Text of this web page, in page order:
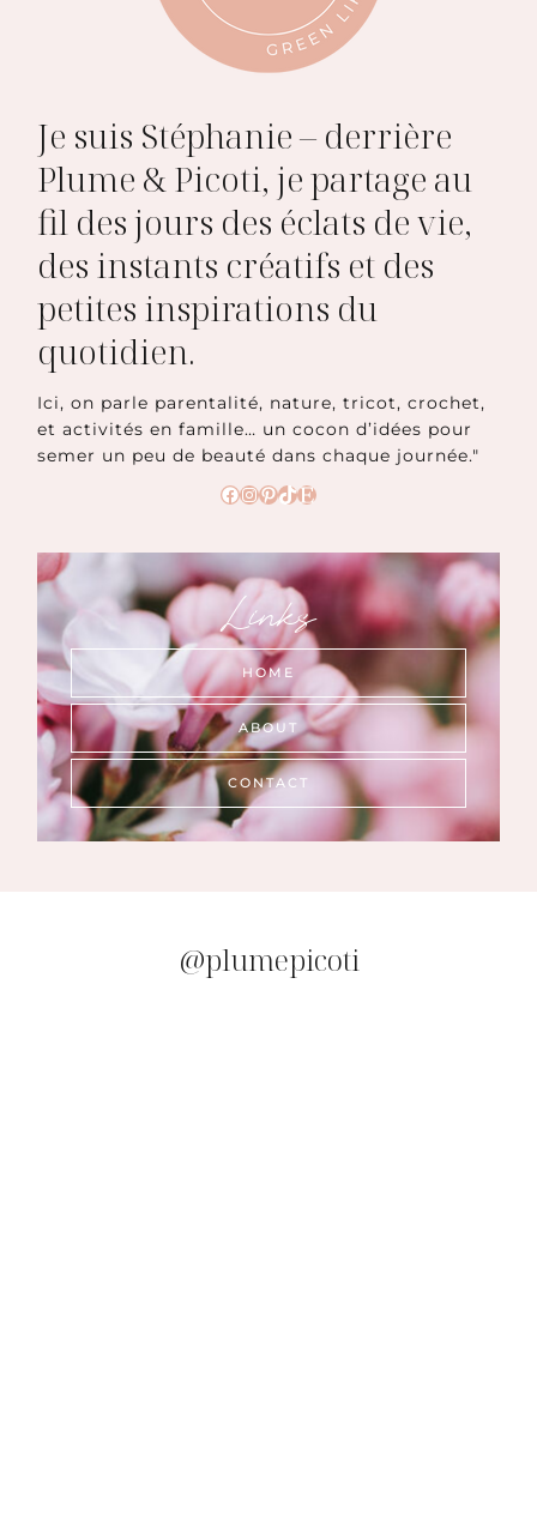
Je suis Stéphanie – derrière
Plume & Picoti, je partage au
fil des jours des éclats de vie,
des instants créatifs et des
petites inspirations du
quotidien.
Ici, on parle parentalité, nature, tricot, crochet,
et activités en famille… un cocon d’idées pour
semer un peu de beauté dans chaque journée."
Facebook
Instagram
Pinterest
TikTok
Etsy
Links
HOME
ABOUT
CONTACT
@plumepicoti